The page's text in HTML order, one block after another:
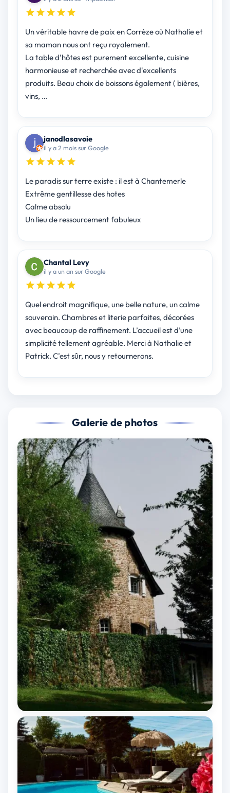
Un véritable havre de paix en Corrèze où Nathalie et
sa maman nous ont reçu royalement.
La table d'hôtes est purement excellente, cuisine
harmonieuse et recherchée avec d'excellents
produits. Beau choix de boissons également ( bières,
vins, …
janodlasavoie
il y a 2 mois sur Google
Le paradis sur terre existe : il est à Chantemerle
Extrême gentillesse des hotes
Calme absolu
Un lieu de ressourcement fabuleux
Chantal Levy
il y a un an sur Google
Quel endroit magnifique, une belle nature, un calme
souverain. Chambres et literie parfaites, décorées
avec beaucoup de raffinement. L’accueil est d’une
simplicité tellement agréable. Merci à Nathalie et
Patrick. C’est sûr, nous y retournerons.
Galerie de photos